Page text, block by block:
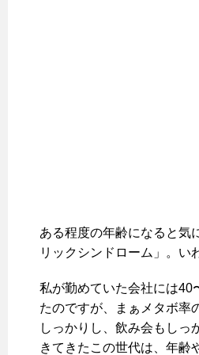
ある程度の年齢になると気
リックシンドローム」。い
私が勤めていた会社には40
たのですが、まぁメタボ率
しっかりし、飲み会もしっ
きてきたこの世代は、年齢